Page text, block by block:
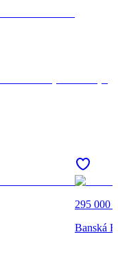
295 000 €
Banská